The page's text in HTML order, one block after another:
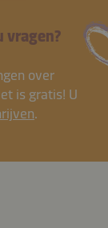
vragen?
over
is gratis! U
.